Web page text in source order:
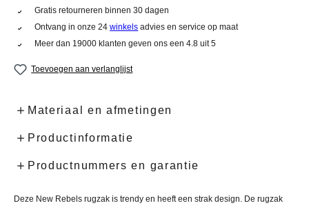
Gratis retourneren binnen 30 dagen
Ontvang in onze 24winkels advies en service op maat
Meer dan 19000 klanten geven ons een 4.8 uit 5
Toevoegen aan verlanglijst
Materiaal en afmetingen
Productinformatie
Productnummers en garantie
Deze New Rebels rugzak is trendy en heeft een strak design. De rugzak